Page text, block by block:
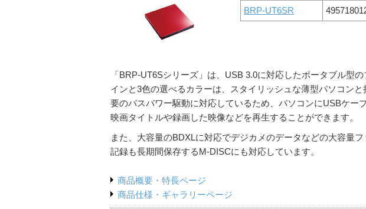
BRP-UT6SR
「BRP-UT6Sシリーズ」は、USB 3.0に対応したポータブル型
インと3色の選べるカラーは、スタイリッシュな薄型パソコン
要のバスパワー駆動に対応しているため、パソコンにUSBケー
映画タイトルや録画した映像などを再生することができます。
また、大容量のBDXLに対応でデジカメのデータなどの大容量
記録も長期間保存するM-DISCにも対応しています。
商品概要・特長ページ
商品仕様・ギャラリーページ